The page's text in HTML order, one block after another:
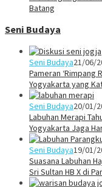
Batang
Seni Budaya
Seni Budaya21/06/
Pameran ‘Rimpang
Yogyakarta yang
Seni Budaya20/01/
Labuhan Merapi
Yogyakarta Jaga
Seni Budaya19/01/
Suasana Labuhan
Sri Sultan HB X di